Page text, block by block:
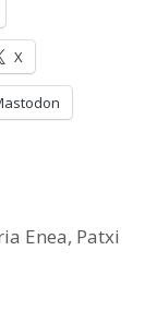
X
Enea, Patxi